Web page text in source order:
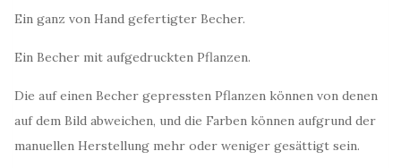
Ein ganz von Hand gefertigter Becher.
Ein Becher mit aufgedruckten Pflanzen.
Die auf einen Becher gepressten Pflanzen können von denen
auf dem Bild abweichen, und die Farben können aufgrund der
manuellen Herstellung mehr oder weniger gesättigt sein.